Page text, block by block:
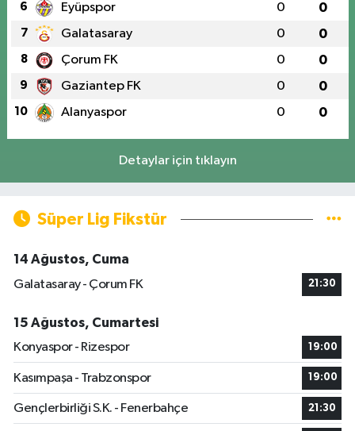
6 Eyüpspor 0 0
7 Galatasaray 0 0
8 Çorum FK 0 0
9 Gaziantep FK 0 0
10 Alanyaspor 0 0
Detaylar için tıklayın
Süper Lig Fikstür
14 Ağustos, Cuma
Galatasaray - Çorum FK
21:30
15 Ağustos, Cumartesi
Konyaspor - Rizespor
19:00
Kasımpaşa - Trabzonspor 19:00
Gençlerbirliği S.K. - Fenerbahçe 21:30